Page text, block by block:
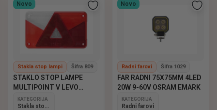
Novo
Stakla stop lampi Šifra 809
STAKLO STOP LAMPE
MULTIPOINT V LEVO
ASPOCK
KATEGORIJA
Stakla stop lampi
Novo
Radni farovi Šifra 1029
FAR RADNI 75X75MM 4LED
20W 9-60V OSRAM EMARK
KATEGORIJA
Radni farovi